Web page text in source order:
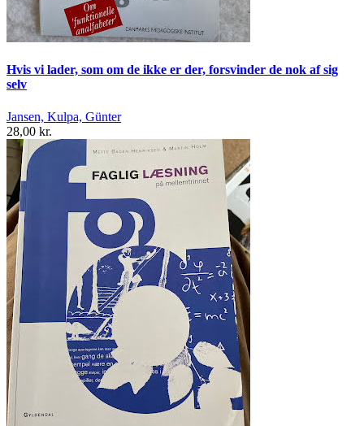
Hvis vi lader, som om de ikke er der, forsvinder de nok af sig
selv
Jansen, Kulpa, Günter
28,00 kr.